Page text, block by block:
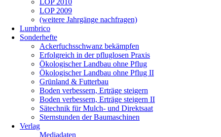
LOP 2010
LOP 2009
(weitere Jahrgänge nachfragen)
Lumbrico
Sonderhefte
Ackerfuchsschwanz bekämpfen
Erfolgreich in der pfluglosen Praxis
Ökologischer Landbau ohne Pflug
Ökologischer Landbau ohne Pflug II
Grünland & Futterbau
Boden verbessern, Erträge steigern
Boden verbessern, Erträge steigern II
Sätechnik für Mulch- und Direktsaat
Sternstunden der Baumaschinen
Verlag
Mediadaten